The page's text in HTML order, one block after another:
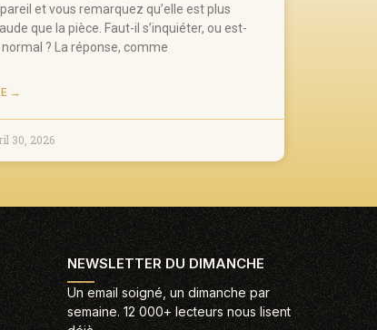
et vous remarquez qu’elle est plus
que la pièce. Faut-il s’inquiéter, ou est-
normal ? La réponse, comme
→
30, 2026
NEWSLETTER DU DIMANCHE
Un email soigné, un dimanche par
semaine. 12 000+ lecteurs nous lisent